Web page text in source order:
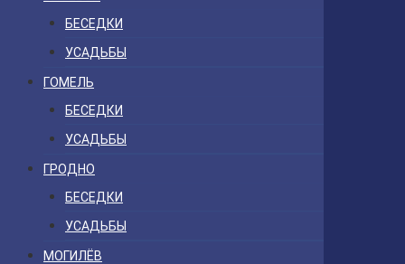
БЕСЕДКИ
УСАДЬБЫ
ГОМЕЛЬ
БЕСЕДКИ
УСАДЬБЫ
ГРОДНО
БЕСЕДКИ
УСАДЬБЫ
МОГИЛЁВ